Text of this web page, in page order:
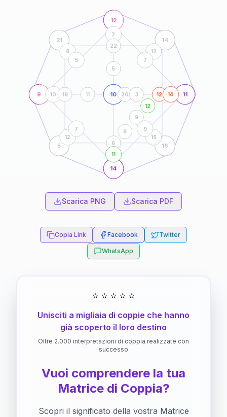
9
12
11
14
10
21 14
5 16
6
6
9
12
12
10
7
14
11
19
22
20 3
11
5
8
5
12
7
12
7
16
9
Scarica PNG Scarica PDF
Copia Link Facebook Twitter
WhatsApp
⭐ ⭐ ⭐ ⭐ ⭐
Unisciti a migliaia di coppie che hanno
già scoperto il loro destino
Oltre 2.000 interpretazioni di coppia realizzate con
successo
Vuoi comprendere la tua
Matrice di Coppia?
Scopri il significato della vostra Matrice